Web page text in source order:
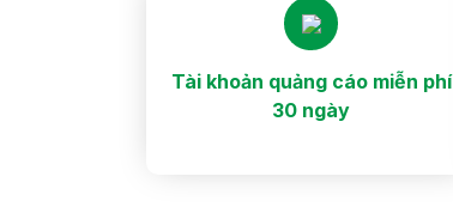
Tài khoản quảng cáo miễn phí
30 ngày